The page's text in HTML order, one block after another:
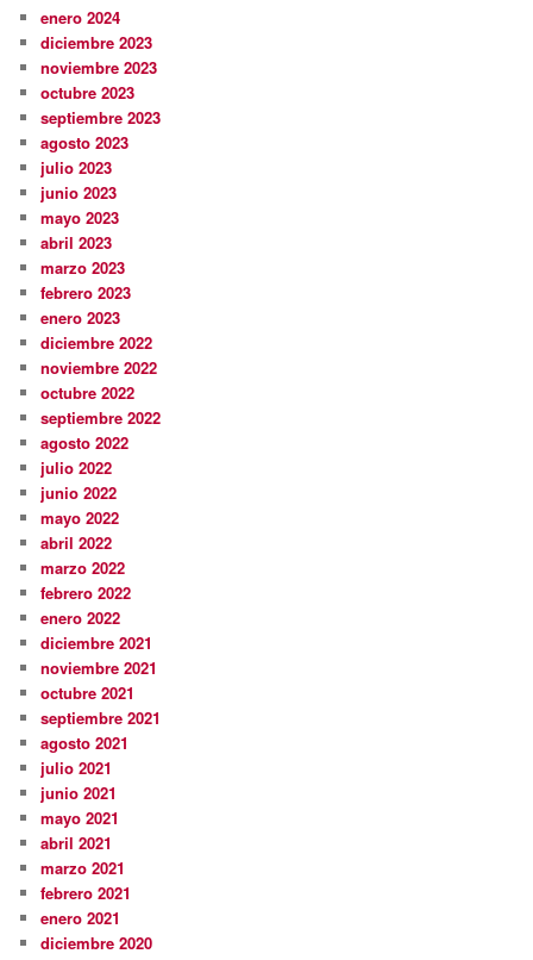
enero 2024
diciembre 2023
noviembre 2023
octubre 2023
septiembre 2023
agosto 2023
julio 2023
junio 2023
mayo 2023
abril 2023
marzo 2023
febrero 2023
enero 2023
diciembre 2022
noviembre 2022
octubre 2022
septiembre 2022
agosto 2022
julio 2022
junio 2022
mayo 2022
abril 2022
marzo 2022
febrero 2022
enero 2022
diciembre 2021
noviembre 2021
octubre 2021
septiembre 2021
agosto 2021
julio 2021
junio 2021
mayo 2021
abril 2021
marzo 2021
febrero 2021
enero 2021
diciembre 2020